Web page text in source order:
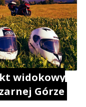
widokowy
Górze